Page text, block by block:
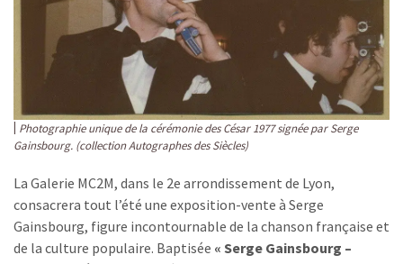
Photographie unique de la cérémonie des César 1977 signée par Serge
Gainsbourg. (collection Autographes des Siècles)
La Galerie MC2M, dans le 2e arrondissement de Lyon,
consacrera tout l’été une exposition-vente à Serge
Gainsbourg, figure incontournable de la chanson française et
de la culture populaire. Baptisée « Serge Gainsbourg –